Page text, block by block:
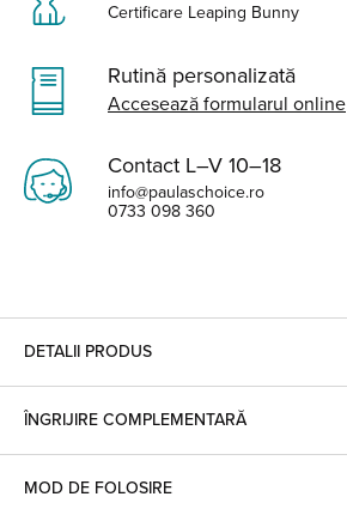
Certificare Leaping Bunny
Rutină personalizată
Accesează formularul online
Contact L–V 10–18
info@paulaschoice.ro
0733 098 360
DETALII PRODUS
ÎNGRIJIRE COMPLEMENTARĂ
MOD DE FOLOSIRE